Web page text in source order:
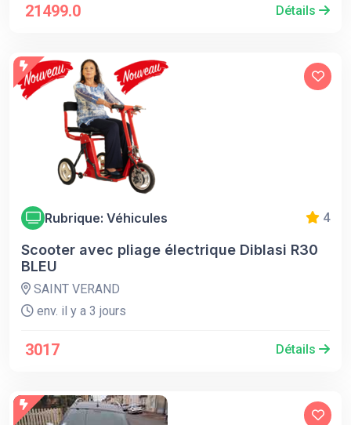
21499.0 Détails
Rubrique: Véhicules 4
Scooter avec pliage électrique Diblasi R30
BLEU
SAINT VERAND
env. il y a 3 jours
3017 Détails